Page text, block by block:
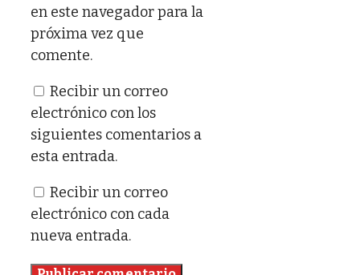
en este navegador para la
próxima vez que
comente.
Recibir un correo
electrónico con los
siguientes comentarios a
esta entrada.
Recibir un correo
electrónico con cada
nueva entrada.